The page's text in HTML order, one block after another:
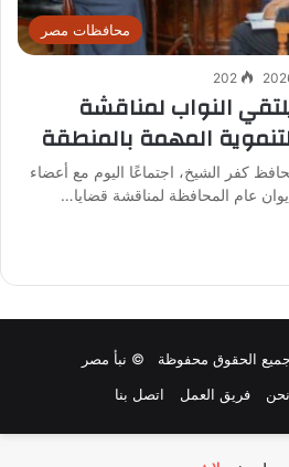
محافظات مصر
202
النواب لمناقشة
المهمة بالمنطقة
كفر الشيخ، اجتماعًا اليوم مع أعضاء
عام المحافظة لمناقشة قضايا…
فريق العمل اتصل بنا